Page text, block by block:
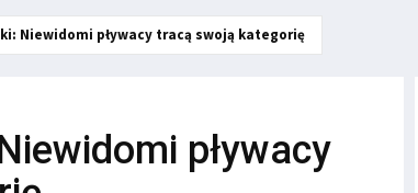
Niewidomi pływacy tracą swoją kategorię
pływacy